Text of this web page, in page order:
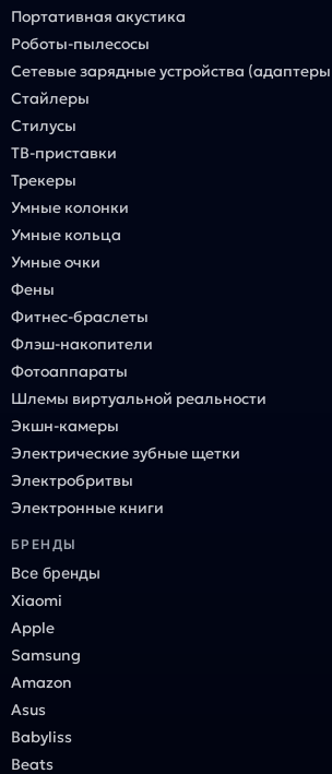
Портативная акустика
Роботы-пылесосы
Сетевые зарядные устройства
Стайлеры
Стилусы
ТВ-приставки
Трекеры
Умные колонки
Умные кольца
Умные очки
Фены
Фитнес-браслеты
Флэш-накопители
Фотоаппараты
Шлемы виртуальной реальности
Экшн-камеры
Электрические зубные щетки
Электробритвы
Электронные книги
БРЕНДЫ
Все бренды
Xiaomi
Apple
Samsung
Amazon
Asus
Babyliss
Beats